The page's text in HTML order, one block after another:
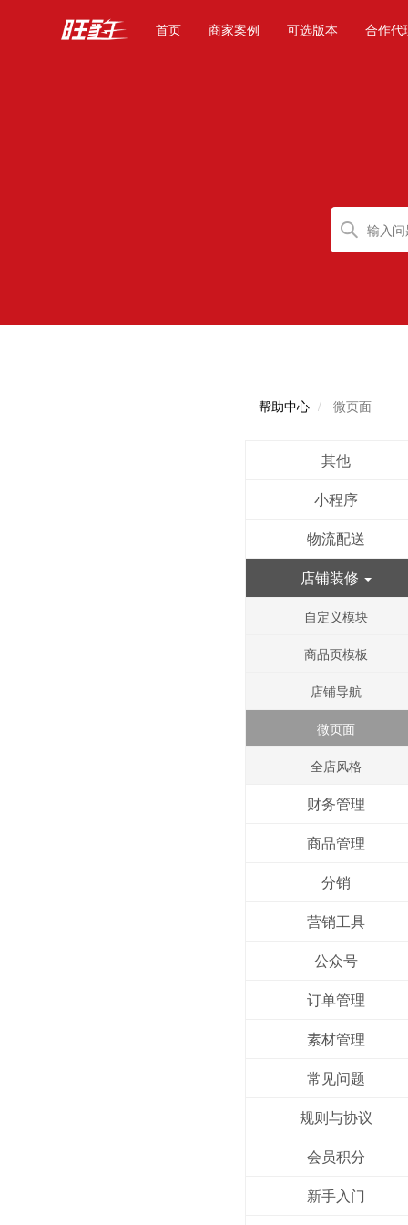
首页(current)商家案例 可选版本 合作代
帮助中心 微页面
其他
小程序
物流配送
店铺装修
自定义模块
商品页模板
店铺导航
微页面
全店风格
财务管理
商品管理
分销
营销工具
公众号
订单管理
素材管理
常见问题
规则与协议
会员积分
新手入门